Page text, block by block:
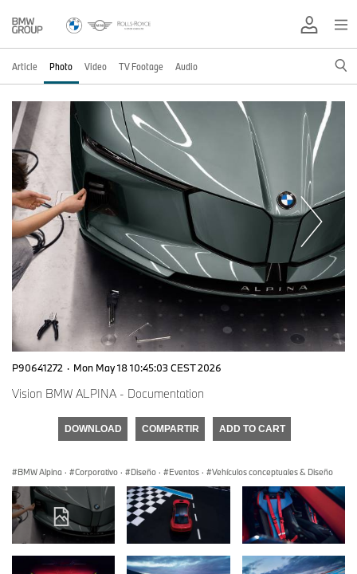
Article Photo Video TV Footage Audio
P90641272 · Mon May 18 10:45:03 CEST 2026
Vision BMW ALPINA - Documentation
DOWNLOAD COMPARTIR ADD TO CART
BMW Alpina · Corporativo · Diseño · Eventos · Vehículos conceptuales & Diseño